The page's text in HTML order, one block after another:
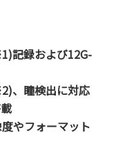
記録および12G-
、瞳検出に対応
やフォーマット